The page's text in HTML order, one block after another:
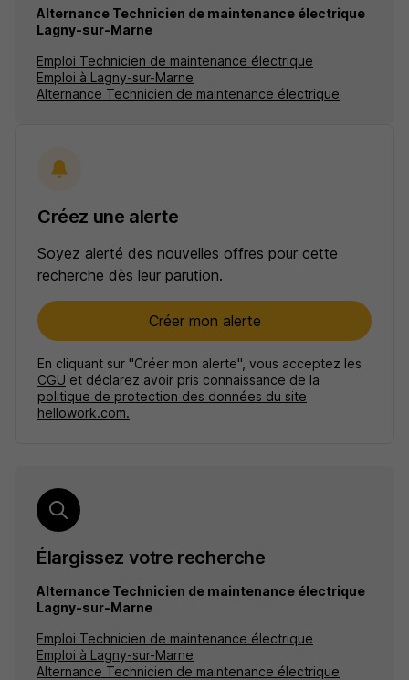
Alternance Technicien de maintenance électrique
Lagny-sur-Marne
Emploi Technicien de maintenance électrique
Emploi à Lagny-sur-Marne
Alternance Technicien de maintenance électrique
Créez une alerte
Soyez alerté des nouvelles offres pour cette
recherche dès leur parution.
Créer mon alerte
En cliquant sur "Créer mon alerte", vous acceptez les
CGU et déclarez avoir pris connaissance de la
politique de protection des données du site
hellowork.com.
Élargissez votre recherche
Alternance Technicien de maintenance électrique
Lagny-sur-Marne
Emploi Technicien de maintenance électrique
Emploi à Lagny-sur-Marne
Alternance Technicien de maintenance électrique